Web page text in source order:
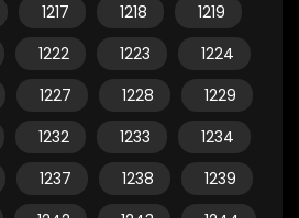
1217 1218
1219
1222 1223
1224
1227 1228
1229
1232 1233
1234
1237 1238
1239